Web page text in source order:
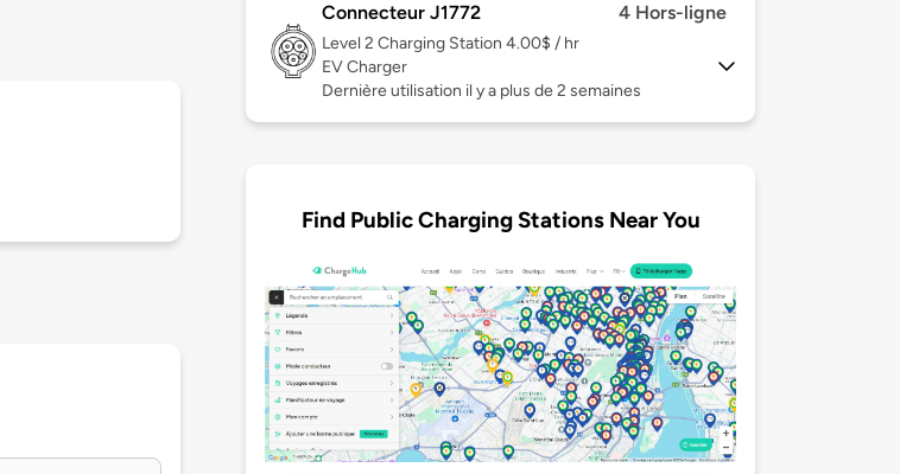
Connecteur J1772 4 Hors-ligne
Level 2 Charging Station 4.00$ / hr
EV Charger
Dernière utilisation il y a plus de 2 semaines
Find Public Charging Stations Near You